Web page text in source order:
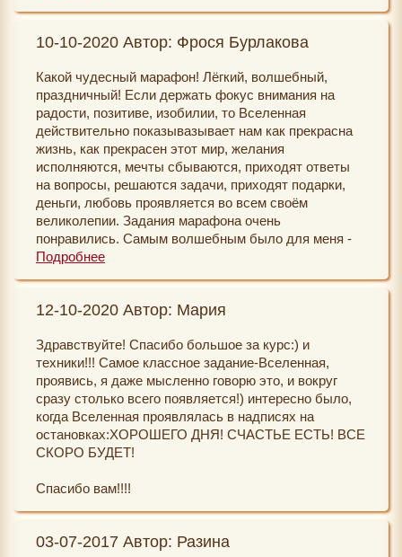
движение, и я спокойно выезжаю!
-всегда свободные места на парковках в самое
запруженное время!
-свободные дороги и это в час пик, быстро и легко
доезжаю куда надо!
-передо мной колонна машин сама куда-то
рассасывается и мой путь чист
-уступают мне с главной дороги, хотя я на
-нужные люди сами меня находят!
-вчера незнакомый мужчина сделал комплимент на
улице!
-вокруг меня жизнерадостный лица!
-оказывается люди очень любят носить одежду
красного цвета зимой!
-в магазине - покупки без очередей и
10-10-2020 Автор: Фрося Бурлакова
Какой чудесный марафон! Лёгкий, волшебный,
праздничный! Если держать фокус внимания на
радости, позитиве, изобилии, то Вселенная
действительно показывазывает нам как прекрасна
жизнь, как прекрасен этот мир, желания
исполняются, мечты сбываются, приходят ответы
на вопросы, решаются задачи, приходят подарки,
деньги, любовь проявляется во всем своём
великолепии. Задания марафона очень
понравились. Самым волшебным было для меня -
это получить подарок ко Дню рождения от своей
приятнее были её потрясающие тёплые слова в мой
мне!", "Ваза позитива" и "Договариваемся с
подсознанием".
Екатерина и Светлана, огромное Вам спасибо за
вашу волшебную работу! Всем любви, счастья,
благополучия, гармонии, процветания и мира!
Благодарю! Благодарю! Благодарю!
Подробнее
12-10-2020 Автор: Мария
Здравствуйте! Спасибо большое за курс:) и
техники!!! Самое классное задание-Вселенная,
проявись, я даже мысленно говорю это, и вокруг
сразу столько всего появляется!) интересно было,
когда Вселенная проявлялась в надписях на
остановках:ХОРОШЕГО ДНЯ! СЧАСТЬЕ ЕСТЬ! ВСЕ
СКОРО БУДЕТ!
Спасибо вам!!!!
03-07-2017 Автор: Разина